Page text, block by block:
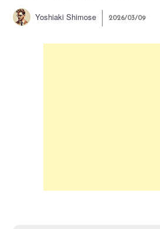
Yoshiaki Shimose 2026/03/09